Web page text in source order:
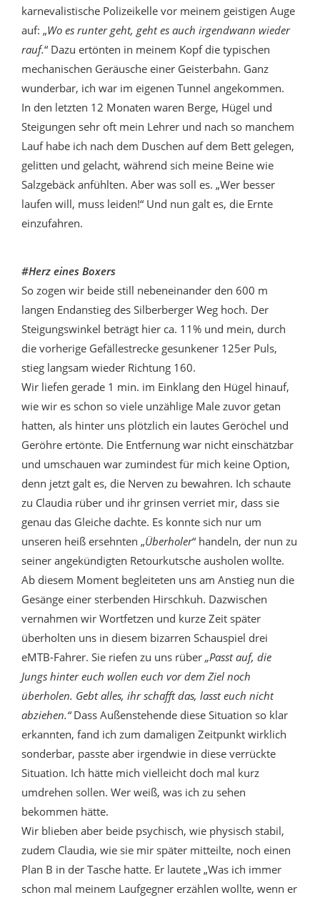
karnevalistische Polizeikelle vor meinem geistigen Auge
auf: „Wo es runter geht, geht es auch irgendwann wieder
rauf.“ Dazu ertönten in meinem Kopf die typischen
mechanischen Geräusche einer Geisterbahn. Ganz
wunderbar, ich war im eigenen Tunnel angekommen.
In den letzten 12 Monaten waren Berge, Hügel und
Steigungen sehr oft mein Lehrer und nach so manchem
Lauf habe ich nach dem Duschen auf dem Bett gelegen,
gelitten und gelacht, während sich meine Beine wie
Salzgebäck anfühlten. Aber was soll es. „Wer besser
laufen will, muss leiden!“ Und nun galt es, die Ernte
einzufahren.
#Herz eines Boxers
So zogen wir beide still nebeneinander den 600 m
langen Endanstieg des Silberberger Weg hoch. Der
Steigungswinkel beträgt hier ca. 11% und mein, durch
die vorherige Gefällestrecke gesunkener 125er Puls,
stieg langsam wieder Richtung 160.
Wir liefen gerade 1 min. im Einklang den Hügel hinauf,
wie wir es schon so viele unzählige Male zuvor getan
hatten, als hinter uns plötzlich ein lautes Geröchel und
Geröhre ertönte. Die Entfernung war nicht einschätzbar
und umschauen war zumindest für mich keine Option,
denn jetzt galt es, die Nerven zu bewahren. Ich schaute
zu Claudia rüber und ihr grinsen verriet mir, dass sie
genau das Gleiche dachte. Es konnte sich nur um
unseren heiß ersehnten „Überholer“ handeln, der nun zu
seiner angekündigten Retourkutsche ausholen wollte.
Ab diesem Moment begleiteten uns am Anstieg nun die
Gesänge einer sterbenden Hirschkuh. Dazwischen
vernahmen wir Wortfetzen und kurze Zeit später
überholten uns in diesem bizarren Schauspiel drei
eMTB-Fahrer. Sie riefen zu uns rüber „Passt auf, die
Jungs hinter euch wollen euch vor dem Ziel noch
überholen. Gebt alles, ihr schafft das, lasst euch nicht
abziehen.“Dass Außenstehende diese Situation so klar
erkannten, fand ich zum damaligen Zeitpunkt wirklich
sonderbar, passte aber irgendwie in diese verrückte
Situation. Ich hätte mich vielleicht doch mal kurz
umdrehen sollen. Wer weiß, was ich zu sehen
bekommen hätte.
Wir blieben aber beide psychisch, wie physisch stabil,
zudem Claudia, wie sie mir später mitteilte, noch einen
Plan B in der Tasche hatte. Er lautete „Was ich immer
schon mal meinem Laufgegner erzählen wollte, wenn er